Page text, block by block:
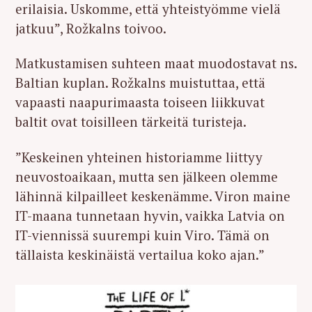
erilaisia. Uskomme, että yhteistyömme vielä
jatkuu”, Rožkalns toivoo.
Matkustamisen suhteen maat muodostavat ns.
Baltian kuplan. Rožkalns muistuttaa, että
vapaasti naapurimaasta toiseen liikkuvat
baltit ovat toisilleen tärkeitä turisteja.
”Keskeinen yhteinen historiamme liittyy
neuvostoaikaan, mutta sen jälkeen olemme
lähinnä kilpailleet keskenämme. Viron maine
IT-maana tunnetaan hyvin, vaikka Latvia on
IT-viennissä suurempi kuin Viro. Tämä on
tällaista keskinäistä vertailua koko ajan.”